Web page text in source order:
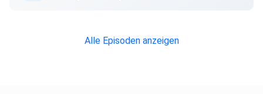
https://www.instagram.com/der_bundesligapodcast/
Alle Episoden anzeigen